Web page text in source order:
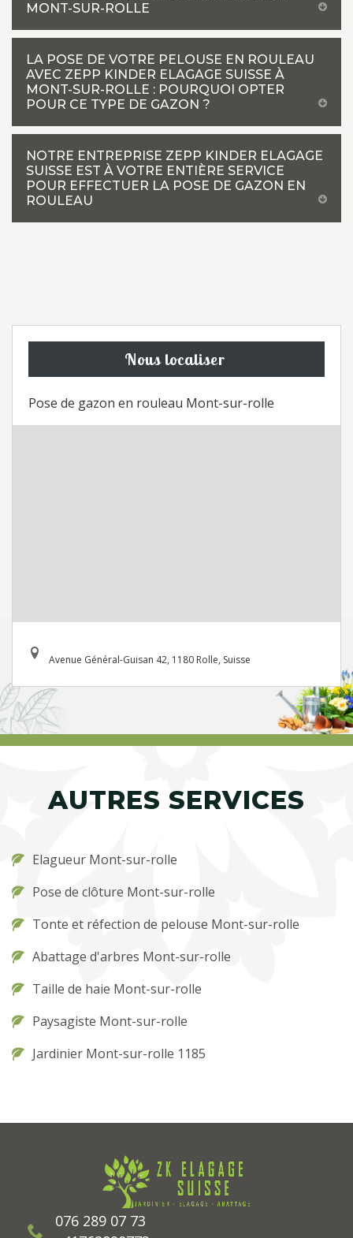
MONT-SUR-ROLLE
LA POSE DE VOTRE PELOUSE EN ROULEAU
AVEC ZEPP KINDER ELAGAGE SUISSE À
MONT-SUR-ROLLE : POURQUOI OPTER
POUR CE TYPE DE GAZON ?
NOTRE ENTREPRISE ZEPP KINDER ELAGAGE
SUISSE EST À VOTRE ENTIÈRE SERVICE
POUR EFFECTUER LA POSE DE GAZON EN
ROULEAU
Nous localiser
Pose de gazon en rouleau Mont-sur-rolle
Avenue Général-Guisan 42, 1180 Rolle, Suisse
AUTRES SERVICES
Elagueur Mont-sur-rolle
Pose de clôture Mont-sur-rolle
Tonte et réfection de pelouse Mont-sur-rolle
Abattage d'arbres Mont-sur-rolle
Taille de haie Mont-sur-rolle
Paysagiste Mont-sur-rolle
Jardinier Mont-sur-rolle 1185
076 289 07 73